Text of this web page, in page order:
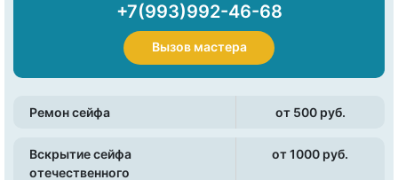
+7(993)992-46-68
Вызов мастера
Ремон сейфа от 500 pуб.
Вскрытие сейфа
отечественного
от 1000 pуб.